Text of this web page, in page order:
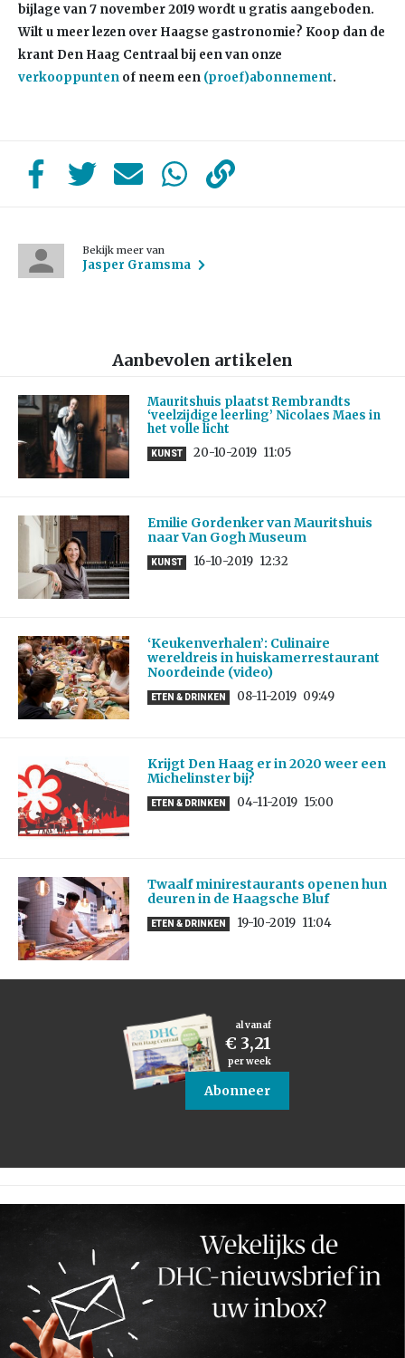
bijlage van 7 november 2019 wordt u gratis aangeboden.
Wilt u meer lezen over Haagse gastronomie? Koop dan de
krant Den Haag Centraal bij een van onze
verkooppunten of neem een (proef)abonnement.
Bekijk meer van
Jasper Gramsma
Aanbevolen artikelen
Mauritshuis plaatst Rembrandts
‘veelzijdige leerling’ Nicolaes Maes in
het volle licht
KUNST 20-10-2019 11:05
Emilie Gordenker van Mauritshuis
naar Van Gogh Museum
KUNST 16-10-2019 12:32
‘Keukenverhalen’: Culinaire
wereldreis in huiskamerrestaurant
Noordeinde (video)
ETEN & DRINKEN 08-11-2019 09:49
Krijgt Den Haag er in 2020 weer een
Michelinster bij?
ETEN & DRINKEN 04-11-2019 15:00
Twaalf minirestaurants openen hun
deuren in de Haagsche Bluf
ETEN & DRINKEN 19-10-2019 11:04
al vanaf
€ 3,21
per week
Abonneer